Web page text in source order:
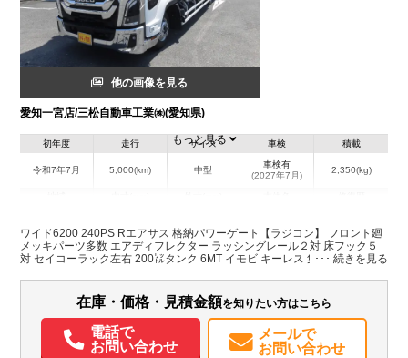
他の画像を見る
愛知一宮店/三松自動車工業㈱(愛知県)
初年度
令和7年7月
走行
5,000(km)
サイズ
中型
車検
車検有
(2027年7月)
積載
2,350(kg)
愛知県
W:2,410
H:2,400
W:2,490
H:3,480
無
パワステ パワーウィンドウ ABS エアバッグ
集中ドアロック
電動格納ミラー
ETC バックモニター
取扱説明書（一部含む）
メンテナンスノート（保証書）
もっと見る
ワイド6200 240PS Rエアサス 格納パワーゲート【ラジコン】 フロント廻
メッキパーツ多数 エアディフレクター ラッシングレール２対 床フック５
対 セイコーラック左右 200㍑タンク 6MT イモビ キーレス 集中ドアロック
キ他先進安全装置多数
在庫・価格・見積金額を知りたい方はこちら
電話で
お問い合わせ
メールで
お問い合わせ